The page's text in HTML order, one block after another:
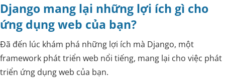
Django mang lại những lợi ích gì cho
ứng dụng web của bạn?
Đã đến lúc khám phá những lợi ích mà Django, một
framework phát triển web nổi tiếng, mang lại cho việc phát
triển ứng dụng web của bạn.